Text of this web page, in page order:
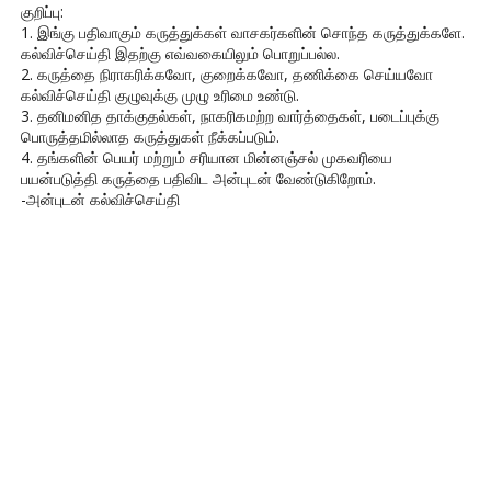
குறிப்பு:
1. இங்கு பதிவாகும் கருத்துக்கள் வாசகர்களின் சொந்த கருத்துக்களே.
கல்விச்செய்தி இதற்கு எவ்வகையிலும் பொறுப்பல்ல.
2. கருத்தை நிராகரிக்கவோ, குறைக்கவோ, தணிக்கை செய்யவோ
கல்விச்செய்தி குழுவுக்கு முழு உரிமை உண்டு.
3. தனிமனித தாக்குதல்கள், நாகரிகமற்ற வார்த்தைகள், படைப்புக்கு
பொருத்தமில்லாத கருத்துகள் நீக்கப்படும்.
4. தங்களின் பெயர் மற்றும் சரியான மின்னஞ்சல் முகவரியை
பயன்படுத்தி கருத்தை பதிவிட அன்புடன் வேண்டுகிறோம்.
-அன்புடன் கல்விச்செய்தி